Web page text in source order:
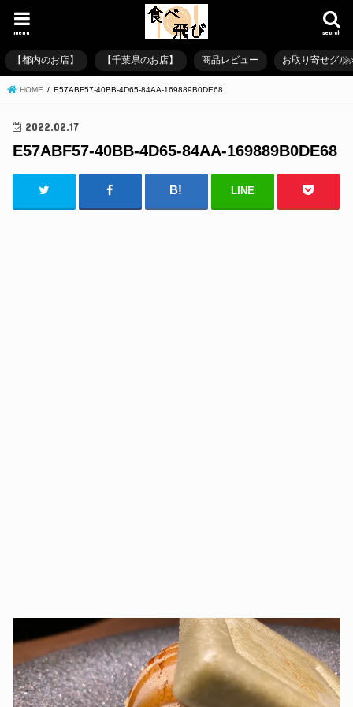
search
menu
【都内のお店】 【千葉県のお店】 商品レビュー お取り寄せグル
HOME E57ABF57-40BB-4D65-84AA-169889B0DE68
2022.02.17
E57ABF57-40BB-4D65-84AA-169889B0DE68
LINE